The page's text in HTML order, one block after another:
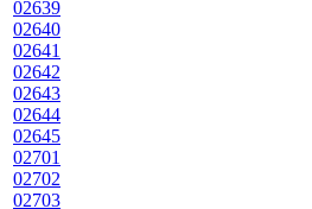
02639
02640
02641
02642
02643
02644
02645
02701
02702
02703